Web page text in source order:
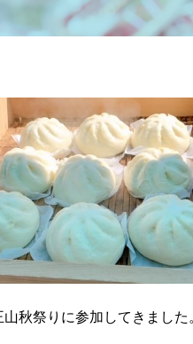
山秋祭りに参加してきました